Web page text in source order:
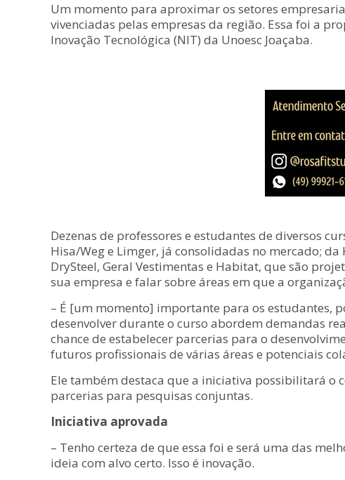
Um momento para aproximar os setores
vivenciadas pelas empresas da região. Essa foi a
Inovação Tecnológica (NIT) da Unoesc Joaçaba.
Dezenas de professores e estudantes de diversos
Hisa/Weg e Limger, já consolidadas no mercado;
DrySteel, Geral Vestimentas e Habitat, que são
sua empresa e falar sobre áreas em que a
– É [um momento] importante para os estudantes,
desenvolver durante o curso abordem demandas
chance de estabelecer parcerias para o
futuros profissionais de várias áreas e potenciais
Ele também destaca que a iniciativa possibilitará o
parcerias para pesquisas conjuntas.
Iniciativa aprovada
– Tenho certeza de que essa foi e será uma das
ideia com alvo certo. Isso é inovação.